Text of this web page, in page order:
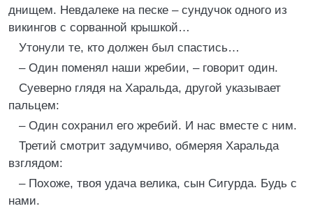
днищем. Невдалеке на песке – сундучок одного из
викингов с сорванной крышкой…
Утонули те, кто должен был спастись…
– Один поменял наши жребии, – говорит один.
Суеверно глядя на Харальда, другой указывает
пальцем:
– Один сохранил его жребий. И нас вместе с ним.
Третий смотрит задумчиво, обмеряя Харальда
взглядом:
– Похоже, твоя удача велика, сын Сигурда. Будь с
нами.